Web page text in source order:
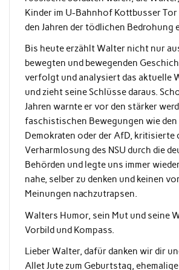
Kinder im U-Bahnhof Kottbusser
den Jahren der tödlichen Bedrohung
Bis heute erzählt Walter nicht nur
bewegten und bewegenden
verfolgt und analysiert das aktuelle
und zieht seine Schlüsse daraus.
Jahren warnte er vor den stärker
faschistischen Bewegungen wie den
Demokraten oder der AfD, kritisierte
Verharmlosung des NSU durch die
Behörden und legte uns immer
nahe, selber zu denken und keinen
Meinungen nachzutrapsen.
Walters Humor, sein Mut und seine
Vorbild und Kompass.
Lieber Walter, dafür danken wir dir
Allet Jute zum Geburtstag,